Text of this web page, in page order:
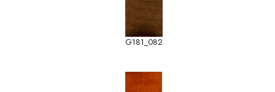
G181_082